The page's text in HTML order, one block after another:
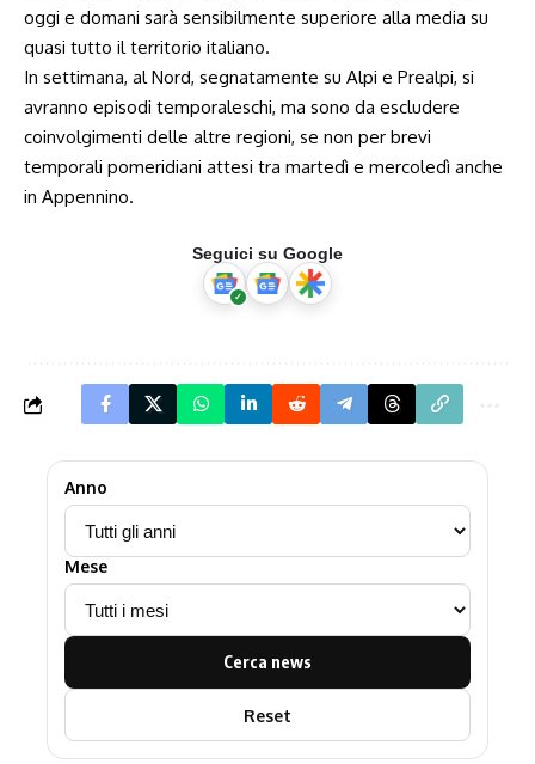
oggi e domani sarà sensibilmente superiore alla media su
quasi tutto il territorio italiano.
In settimana, al Nord, segnatamente su Alpi e Prealpi, si
avranno episodi temporaleschi, ma sono da escludere
coinvolgimenti delle altre regioni, se non per brevi
temporali pomeridiani attesi tra martedì e mercoledì anche
in Appennino.
Seguici su Google
Anno
Mese
Cerca news
Reset